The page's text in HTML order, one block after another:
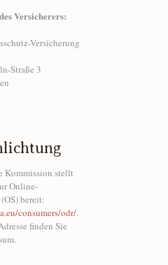
Versicherers:
Versicherung
Straße 3
Kommission stellt
Online-
bereit:
consumers/odr/.
finden Sie